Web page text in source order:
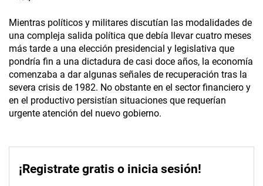
Mientras políticos y militares discutían las modalidades de
una compleja salida política que debía llevar cuatro meses
más tarde a una elección presidencial y legislativa que
pondría fin a una dictadura de casi doce años, la economía
comenzaba a dar algunas señales de recuperación tras la
severa crisis de 1982. No obstante en el sector financiero y
en el productivo persistían situaciones que requerían
urgente atención del nuevo gobierno.
¡Registrate gratis o inicia sesión!